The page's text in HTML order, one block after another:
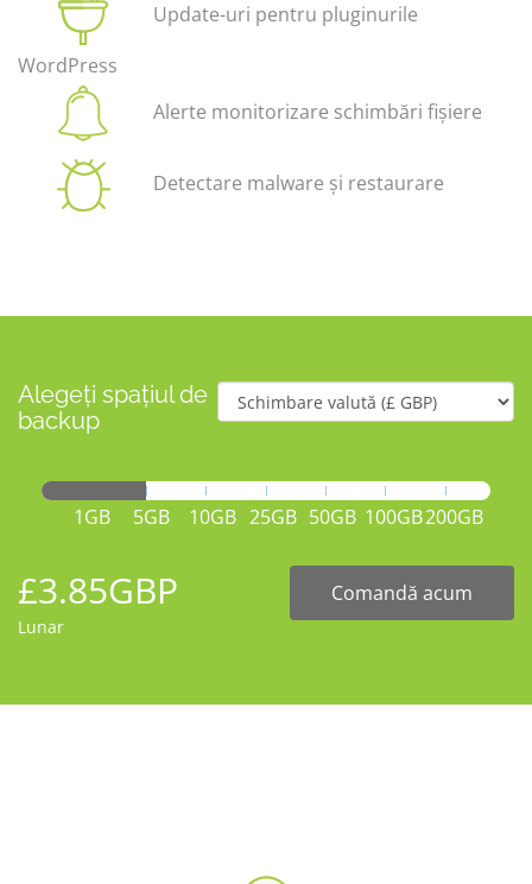
Update-uri pentru pluginurile
WordPress
Alerte monitorizare schimbări fișiere
Detectare malware și restaurare
Alegeți spațiul de
backup
1GB 5GB 10GB 25GB 50GB 100GB200GB
£3.85GBP
Lunar
Comandă acum